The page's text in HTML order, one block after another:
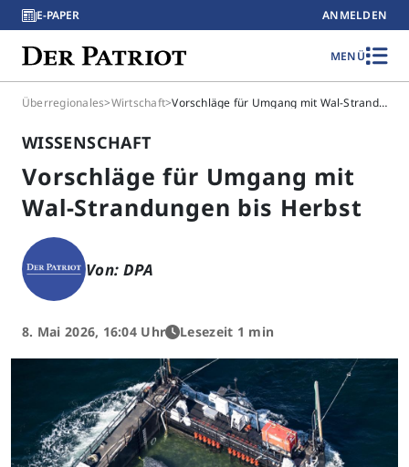
E-PAPER ANMELDEN
MENÜ
Überregionales>Wirtschaft> Vorschläge für Umgang mit Wal-Strandungen bis Herbst
WISSENSCHAFT
Vorschläge für Umgang mit
Wal-Strandungen bis Herbst
Von: DPA
8. Mai 2026, 16:04 Uhr Lesezeit 1 min